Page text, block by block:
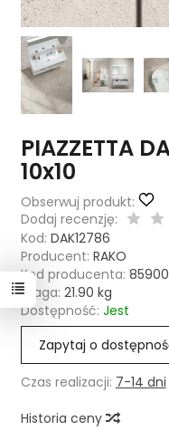
PIAZZETTA
10x10
Obserwuj produkt:
Dodaj recenzję:
Kod: DAK12786
Producent: RAKO
Kod producenta:
Waga: 21.90 kg
Dostępność: Jest
Zapytaj o
Czas realizacji: 7-14 dni
Historia ceny